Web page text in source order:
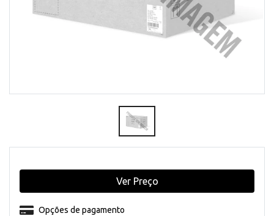
Opções de pagamento
Ver Preço